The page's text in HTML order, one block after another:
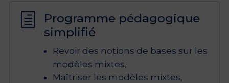
h
Programme pédagogique
simplifié
Revoir des notions de bases sur les
modèles mixtes,
Maîtriser les modèles mixtes,